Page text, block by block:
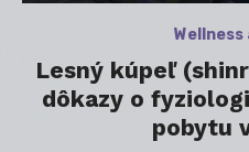
Lesný kúpeľ
dôkazy o
pobytu